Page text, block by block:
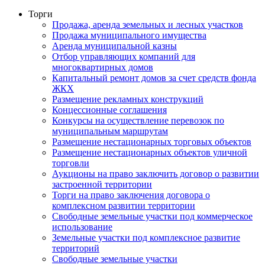
Торги
Продажа, аренда земельных и лесных участков
Продажа муниципального имущества
Аренда муниципальной казны
Отбор управляющих компаний для
многоквартирных домов
Капитальный ремонт домов за счет средств фонда
ЖКХ
Размещение рекламных конструкций
Концессионные соглашения
Конкурсы на осуществление перевозок по
муниципальным маршрутам
Размещение нестационарных торговых объектов
Размещение нестационарных объектов уличной
торговли
Аукционы на право заключить договор о развитии
застроенной территории
Торги на право заключения договора о
комплексном развитии территории
Свободные земельные участки под коммерческое
использование
Земельные участки под комплексное развитие
территорий
Свободные земельные участки